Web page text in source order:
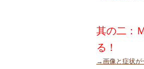
其の二：
る！
→画像と症状が